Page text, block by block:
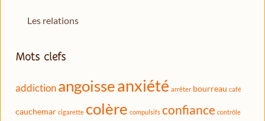
Les relations
Mots clefs
addictionangoisseanxiété arrêter bourreau café
cauchemar cigarette colère compulsifs confiance contrôle